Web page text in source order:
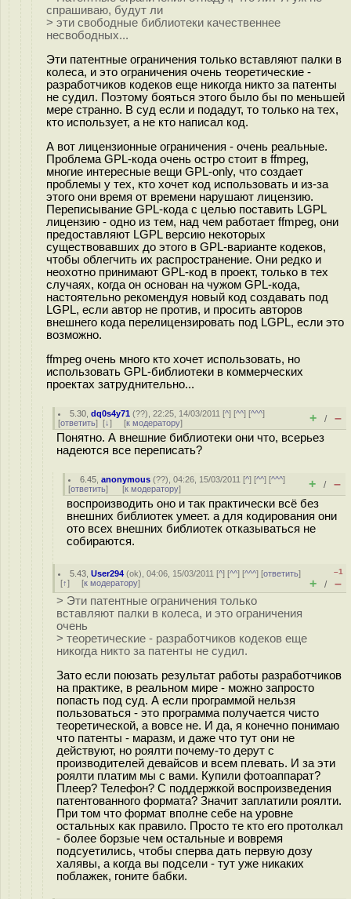
спрашиваю, будут ли
> эти свободные библиотеки качественнее
несвободных...
Эти патентные ограничения только вставляют палки в
колеса, и это ограничения очень теоретические -
разработчиков кодеков еще никогда никто за патенты
не судил. Поэтому бояться этого было бы по меньшей
мере странно. В суд если и подадут, то только на тех,
кто использует, а не кто написал код.
А вот лицензионные ограничения - очень реальные.
Проблема GPL-кода очень остро стоит в ffmpeg,
многие интересные вещи GPL-only, что создает
проблемы у тех, кто хочет код использовать и из-за
этого они время от времени нарушают лицензию.
Переписывание GPL-кода с целью поставить LGPL
лицензию - одно из тем, над чем работает ffmpeg, они
предоставляют LGPL версию некоторых
существовавших до этого в GPL-варианте кодеков,
чтобы облегчить их распространение. Они редко и
неохотно принимают GPL-код в проект, только в тех
случаях, когда он основан на чужом GPL-кода,
настоятельно рекомендуя новый код создавать под
LGPL, если автор не против, и просить авторов
внешнего кода перелицензировать под LGPL, если это
возможно.
ffmpeg очень много кто хочет использовать, но
использовать GPL-библиотеки в коммерческих
проектах затруднительно...
5.30 ,dq0s4y71 (??), 22:25, 14/03/2011 [^] [^^] [^^^]
[ответить] [↓] [к модератору] + / –
Понятно. А внешние библиотеки они что, всерьез
надеются все переписать?
6.45 ,anonymous (??), 04:26, 15/03/2011 [^] [^^] [^^^]
[ответить] [к модератору] + / –
воспроизводить оно и так практически всё без
внешних библиотек умеет. а для кодирования они
ото всех внешних библиотек отказываться не
собираются.
5.43 ,User294 (ok), 04:06, 15/03/2011 [^] [^^] [^^^] [ответить]
[↑] [к модератору]
–1
+ / –
> Эти патентные ограничения только
вставляют палки в колеса, и это ограничения
очень
> теоретические - разработчиков кодеков еще
никогда никто за патенты не судил.
Зато если поюзать результат работы разработчиков
на практике, в реальном мире - можно запросто
попасть под суд. А если программой нельзя
пользоваться - это программа получается чисто
теоретической, а вовсе не. И да, я конечно понимаю
что патенты - маразм, и даже что тут они не
действуют, но роялти почему-то дерут с
производителей девайсов и всем плевать. И за эти
роялти платим мы с вами. Купили фотоаппарат?
Плеер? Телефон? С поддержкой воспроизведения
патентованного формата? Значит заплатили роялти.
При том что формат вполне себе на уровне
остальных как правило. Просто те кто его протолкал
- более борзые чем остальные и вовремя
подсуетились, чтобы сперва дать первую дозу
халявы, а когда вы подсели - тут уже никаких
поблажек, гоните бабки.